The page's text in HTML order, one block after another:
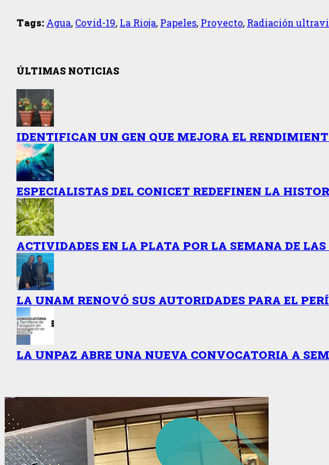
Tags: Agua, Covid-19, La Rioja, Papeles, Proyecto, Radiación
ÚLTIMAS NOTICIAS
IDENTIFICAN UN GEN QUE MEJORA EL
ESPECIALISTAS DEL CONICET REDEFINEN LA
ACTIVIDADES EN LA PLATA POR LA SEMANA DE LAS
LA UNAM RENOVÓ SUS AUTORIDADES PARA EL
LA UNPAZ ABRE UNA NUEVA CONVOCATORIA A